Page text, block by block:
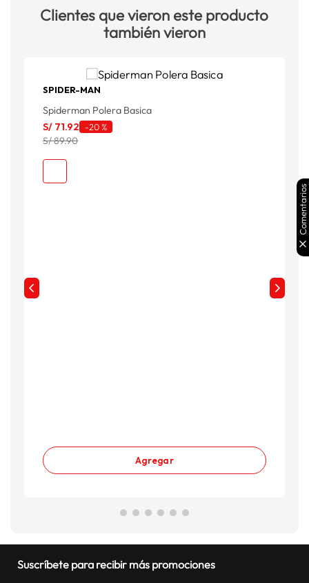
Clientes que vieron este producto
también vieron
SPIDER-MAN
Spiderman Polera Basica
S/ 71.92 -20 %
S/ 89.90
Agregar
Suscríbete para recibir más promociones
Comentarios